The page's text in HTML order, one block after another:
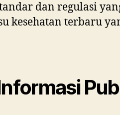
dan regulasi
kesehatan terbaru